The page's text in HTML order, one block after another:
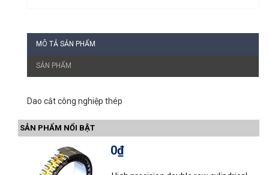
MÔ TẢ SẢN PHẨM
SẢN PHẨM
Dao cắt công nghiệp thép
SẢN PHẨM NỔI BẬT
0₫